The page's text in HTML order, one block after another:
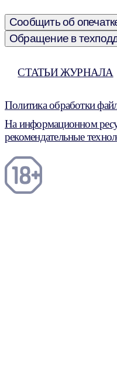
Сообщить об
Обращение в
СТАТЬИ ЖУРНАЛА
Политика обработки
На информационном
рекомендательные